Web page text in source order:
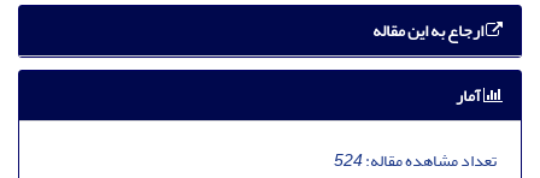
ارجاع به این مقاله
آمار
تعداد مشاهده مقاله:524